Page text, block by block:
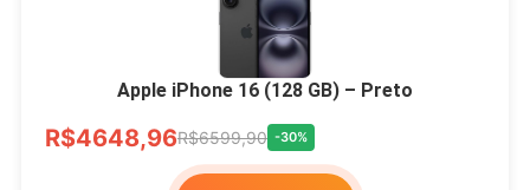
Apple iPhone 16 (128 GB) – Preto
R$4648,96R$6599,90 -30%